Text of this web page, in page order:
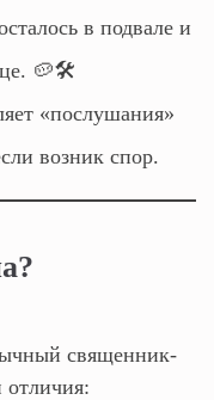
в подвале и
🥔🛠️
«послушания»
возник спор.
священник-
отличия: